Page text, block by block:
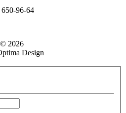
96-64
2026
Design